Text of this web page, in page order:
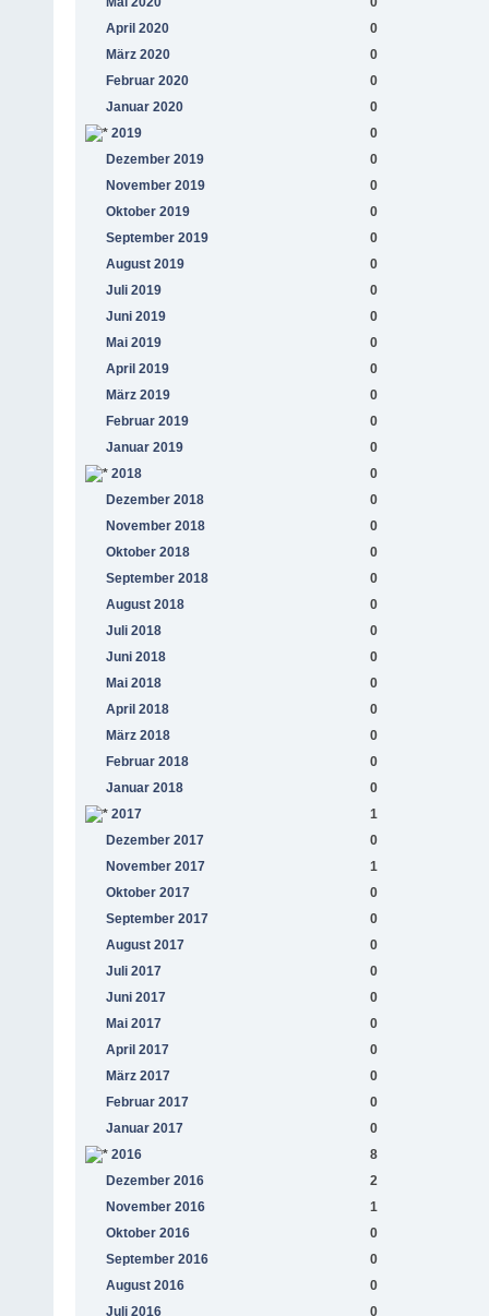
April 2020
0
März 2020
0
Februar 2020
0
Januar 2020
0
2019
0
Dezember 2019
0
November 2019
0
Oktober 2019
0
September 2019
0
August 2019
0
Juli 2019
0
Juni 2019
0
Mai 2019
0
April 2019
0
März 2019
0
Februar 2019
0
Januar 2019
0
2018
0
Dezember 2018
0
November 2018
0
Oktober 2018
0
September 2018
0
August 2018
0
Juli 2018
0
Juni 2018
0
Mai 2018
0
April 2018
0
März 2018
0
Februar 2018
0
Januar 2018
0
2017
1
Dezember 2017
0
November 2017
1
Oktober 2017
0
September 2017
0
August 2017
0
Juli 2017
0
Juni 2017
0
Mai 2017
0
April 2017
0
März 2017
0
Februar 2017
0
Januar 2017
0
2016
8
Dezember 2016
2
November 2016
1
Oktober 2016
0
September 2016
0
August 2016
0
Juli 2016
0